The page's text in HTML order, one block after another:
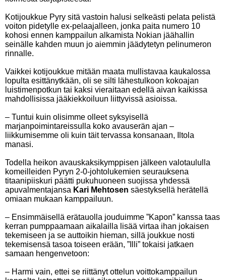
Kotijoukkue Pyry sitä vastoin halusi selkeästi pelata pelistä
voiton pidetylle ex-pelaajalleen, jonka paita numero 10
kohosi ennen kamppailun alkamista Nokian jäähallin
seinälle kahden muun jo aiemmin jäädytetyn pelinumeron
rinnalle.
Vaikkei kotijoukkue mitään maata mullistavaa kaukalossa
lopulta esittänytkään, oli se silti lähestulkoon kokoajan
luistimenpotkun tai kaksi vieraitaan edellä aivan kaikissa
mahdollisissa jääkiekkoiluun liittyvissä asioissa.
– Tuntui kuin olisimme olleet syksyisellä
marjanpoimintareissulla koko avauserän ajan –
liikkumisemme oli kuin täit tervassa konsanaan, Iltola
manasi.
Todella heikon avauskaksikymppisen jälkeen valotaululla
komeilleiden Pyryn 2-0-johtolukemien seurauksena
titaanipiiskuri päätti pukuhuoneen suojissa yhdessä
apuvalmentajansa Kari Mehtosen säestyksellä herätellä
omiaan mukaan kamppailuun.
– Ensimmäisellä erätauolla jouduimme ”Kapon” kanssa taas
kerran pumppaamaan aikalailla lisää virtaa ihan jokaisen
tekemiseen ja se auttoikin hieman, sillä joukkue nosti
tekemisensä tasoa toiseen erään, ”Illi” tokaisi jatkaen
samaan hengenvetoon:
– Harmi vain, ettei se riittänyt ottelun voittokamppailun